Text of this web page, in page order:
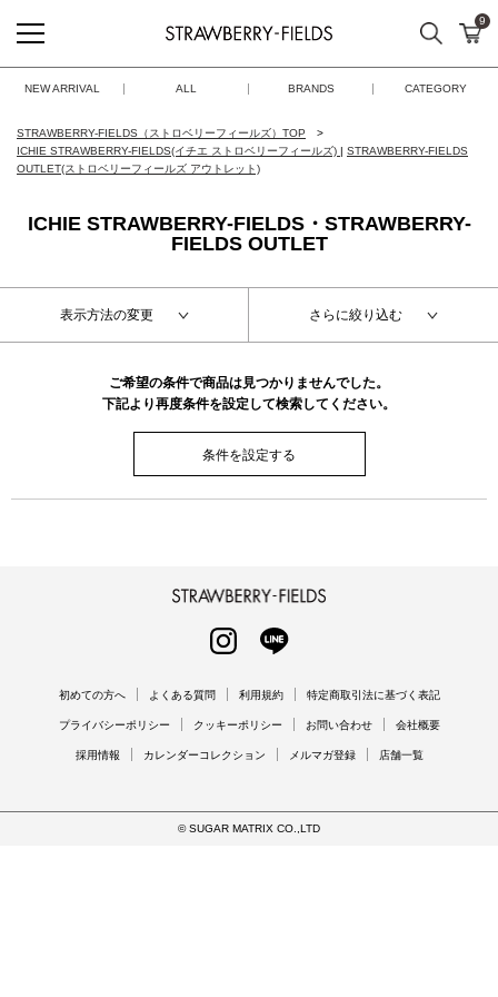
STRAWBERRY-FIELDS
検索 カ
9
NEW ARRIVAL ALL BRANDS CATEGORY
STRAWBERRY-FIELDS（ストロベリーフィールズ）TOP
ICHIE STRAWBERRY-FIELDS(イチエ ストロベリーフィールズ) | STRAWBERRY-FIELDS
OUTLET(ストロベリーフィールズ アウトレット)
ICHIE STRAWBERRY-FIELDS・STRAWBERRY-
FIELDS OUTLET
表示方法の変更 さらに絞り込む
ご希望の条件で商品は見つかりませんでした。
下記より再度条件を設定して検索してください。
条件を設定する
INSTAGRAM
初めての方へ よくある質問 利用規約 特定商取引法に基づく表記
プライバシーポリシー クッキーポリシー お問い合わせ 会社概要
採用情報 カレンダーコレクション メルマガ登録 店舗一覧
© SUGAR MATRIX CO.,LTD